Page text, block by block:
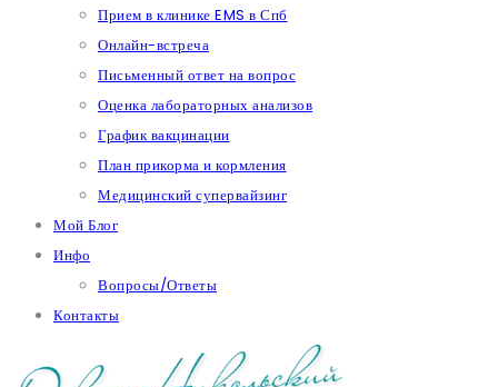
Прием в клинике EMS в Спб
Онлайн-встреча
Письменный ответ на вопрос
Оценка лабораторных анализов
График вакцинации
План прикорма и кормления
Медицинский супервайзинг
Мой Блог
Инфо
Вопросы/Ответы
Контакты